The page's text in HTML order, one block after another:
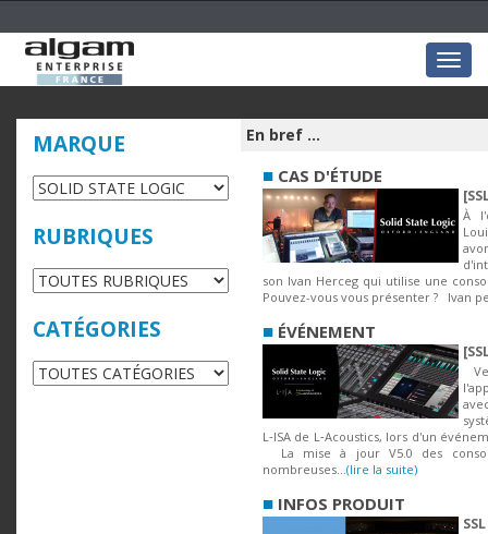
MARQUE
RUBRIQUES
CATÉGORIES
En bref ...
■ CAS D'ÉTUDE
À
son Ivan Herceg qui utilise une
Pouvez-vous vous présenter ? Ivan
■ ÉVÉNEMENT
L‑ISA de L‑Acoustics, lors d'un
La mise à jour V5.0 des
nombreuses...(lire la suite)
■ INFOS PRODUIT